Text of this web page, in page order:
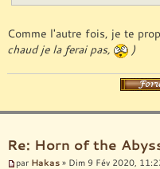
Comme l'autre fois, je te
chaud je la ferai pas,
)
Re: Horn of the
par Hakas » Dim 9 Fév 2020,